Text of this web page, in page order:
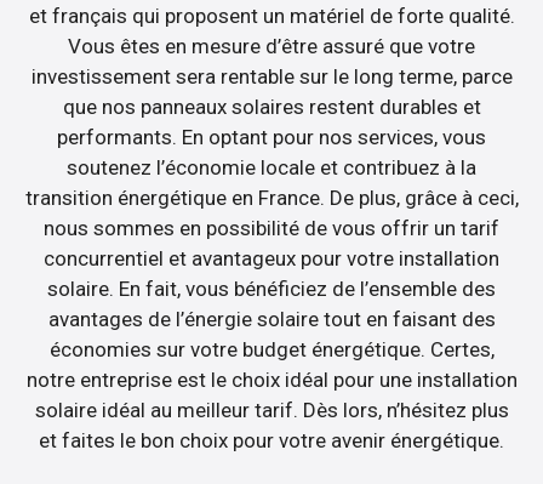
et français qui proposent un matériel de forte qualité.
Vous êtes en mesure d’être assuré que votre
investissement sera rentable sur le long terme, parce
que nos panneaux solaires restent durables et
performants. En optant pour nos services, vous
soutenez l’économie locale et contribuez à la
transition énergétique en France. De plus, grâce à ceci,
nous sommes en possibilité de vous offrir un tarif
concurrentiel et avantageux pour votre installation
solaire. En fait, vous bénéficiez de l’ensemble des
avantages de l’énergie solaire tout en faisant des
économies sur votre budget énergétique. Certes,
notre entreprise est le choix idéal pour une installation
solaire idéal au meilleur tarif. Dès lors, n’hésitez plus
et faites le bon choix pour votre avenir énergétique.